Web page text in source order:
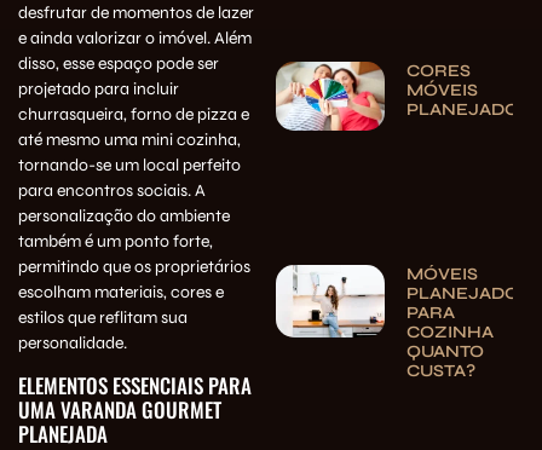
desfrutar de momentos de lazer
e ainda valorizar o imóvel. Além
disso, esse espaço pode ser
projetado para incluir
churrasqueira, forno de pizza e
até mesmo uma mini cozinha,
tornando-se um local perfeito
para encontros sociais. A
personalização do ambiente
também é um ponto forte,
permitindo que os proprietários
escolham materiais, cores e
estilos que reflitam sua
personalidade.
ELEMENTOS ESSENCIAIS PARA
UMA VARANDA GOURMET
PLANEJADA
CORES
MÓVEIS
PLANEJADOS
MÓVEIS
PLANEJADOS
PARA
COZINHA
QUANTO
CUSTA?